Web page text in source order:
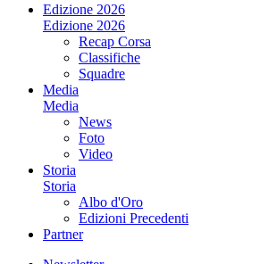
Edizione 2026
Edizione 2026
Recap Corsa
Classifiche
Squadre
Media
Media
News
Foto
Video
Storia
Storia
Albo d'Oro
Edizioni Precedenti
Partner